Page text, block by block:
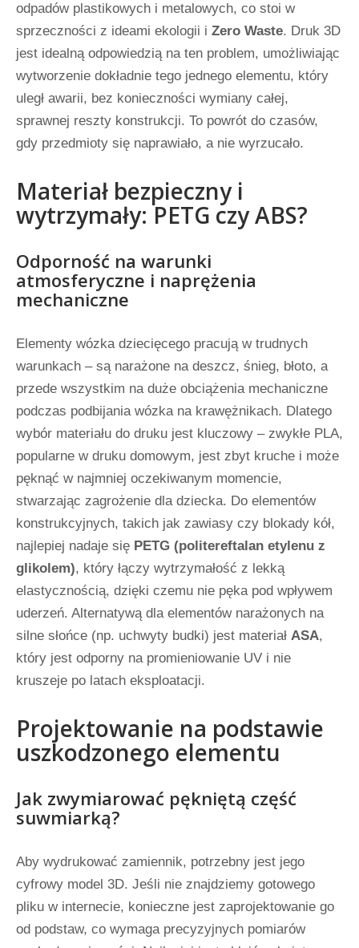
odpadów plastikowych i metalowych, co stoi w
sprzeczności z ideami ekologii i Zero Waste. Druk 3D
jest idealną odpowiedzią na ten problem, umożliwiając
wytworzenie dokładnie tego jednego elementu, który
uległ awarii, bez konieczności wymiany całej,
sprawnej reszty konstrukcji. To powrót do czasów,
gdy przedmioty się naprawiało, a nie wyrzucało.
Materiał bezpieczny i
wytrzymały: PETG czy ABS?
Odporność na warunki
atmosferyczne i naprężenia
mechaniczne
Elementy wózka dziecięcego pracują w trudnych
warunkach – są narażone na deszcz, śnieg, błoto, a
przede wszystkim na duże obciążenia mechaniczne
podczas podbijania wózka na krawężnikach. Dlatego
wybór materiału do druku jest kluczowy – zwykłe PLA,
popularne w druku domowym, jest zbyt kruche i może
pęknąć w najmniej oczekiwanym momencie,
stwarzając zagrożenie dla dziecka. Do elementów
konstrukcyjnych, takich jak zawiasy czy blokady kół,
najlepiej nadaje się PETG (politereftalan etylenu z
glikolem), który łączy wytrzymałość z lekką
elastycznością, dzięki czemu nie pęka pod wpływem
uderzeń. Alternatywą dla elementów narażonych na
silne słońce (np. uchwyty budki) jest materiał ASA,
który jest odporny na promieniowanie UV i nie
kruszeje po latach eksploatacji.
Projektowanie na podstawie
uszkodzonego elementu
Jak zwymiarować pękniętą część
suwmiarką?
Aby wydrukować zamiennik, potrzebny jest jego
cyfrowy model 3D. Jeśli nie znajdziemy gotowego
pliku w internecie, konieczne jest zaprojektowanie go
od podstaw, co wymaga precyzyjnych pomiarów